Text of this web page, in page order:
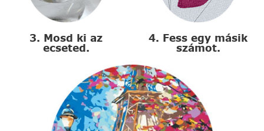
3. Mosd ki az
ecseted.
4. Fess egy másik
számot.